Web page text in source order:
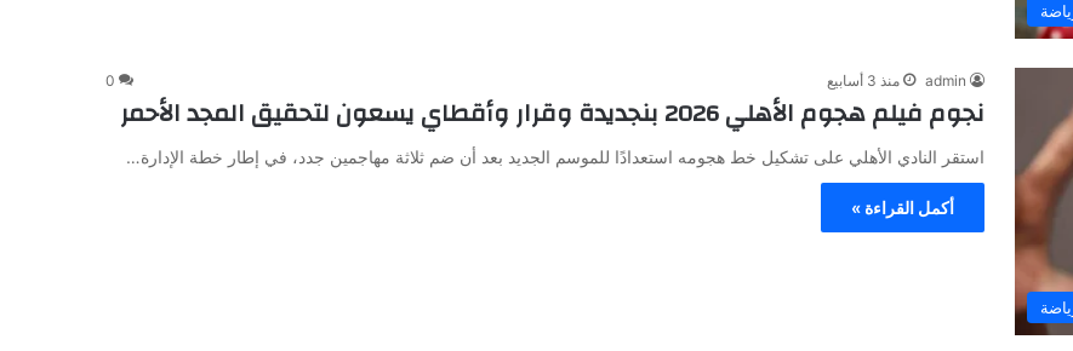
admin منذ 3 أسابيع 0
نجوم فيلم هجوم الأهلي 2026 بنجديدة وقرار وأقطاي يسعون لتحقيق المجد الأحمر
استقر النادي الأهلي على تشكيل خط هجومه استعدادًا للموسم الجديد بعد أن ضم ثلاثة مهاجمين جدد، في إطار خطة الإدارة…
أكمل القراءة »